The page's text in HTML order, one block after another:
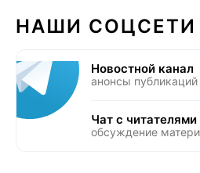
НАШИ СОЦСЕТИ
Новостной канал
анонсы публикаций
Чат с читателями
обсуждение